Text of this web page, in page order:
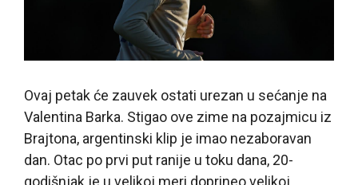
Ovaj petak će zauvek ostati urezan u sećanje na
Valentina Barka. Stigao ove zime na pozajmicu iz
Brajtona, argentinski klip je imao nezaboravan
dan. Otac po prvi put ranije u toku dana, 20-
godišnjak je u velikoj meri doprineo velikoj